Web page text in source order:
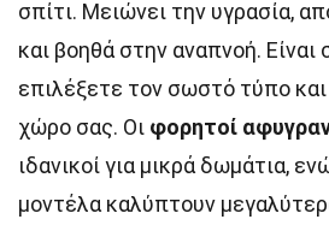
σπίτι. Μειώνει την υγρασία,
και βοηθά στην αναπνοή. Είναι
επιλέξετε τον σωστό τύπο
χώρο σας. Οι φορητοί
ιδανικοί για μικρά δωμάτια,
μοντέλα καλύπτουν